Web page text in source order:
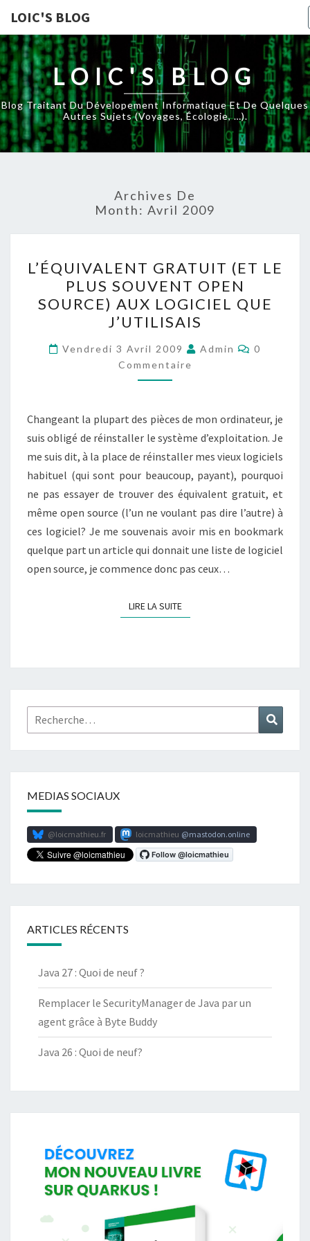
LOIC'S BLOG
LOIC'S BLOG
Blog Traitant Du Dévelopement Informatique Et De Quelques
Autres Sujets (voyages, Écologie, …).
Archives De
Month: Avril 2009
GRATUIT
(ET
LE
PLUS
SOUVENT
OPEN
SOURCE)
LOGICIEL
QUE
J’UTILISAIS
L’ÉQUIVALENT GRATUIT (ET LE
PLUS SOUVENT OPEN
SOURCE) AUX LOGICIEL QUE
J’UTILISAIS
Vendredi 3 Avril 2009 Admin
0
Commentaire
Changeant la plupart des pièces de mon ordinateur, je
suis obligé de réinstaller le système d’exploitation. Je
me suis dit, à la place de réinstaller mes vieux logiciels
habituel (qui sont pour beaucoup, payant), pourquoi
ne pas essayer de trouver des équivalent gratuit, et
même open source (l’un ne voulant pas dire l’autre) à
ces logiciel? Je me souvenais avoir mis en bookmark
quelque part un article qui donnait une liste de logiciel
open source, je commence donc pas ceux…
LIRE LA SUITELIRE LA SUITE
Rechercher :
MEDIAS SOCIAUX
@loicmathieu.fr loicmathieu mastodon.online
ARTICLES RÉCENTS
Java 27 : Quoi de neuf ?
Remplacer le SecurityManager de Java par un
agent grâce à Byte Buddy
Java 26 : Quoi de neuf?